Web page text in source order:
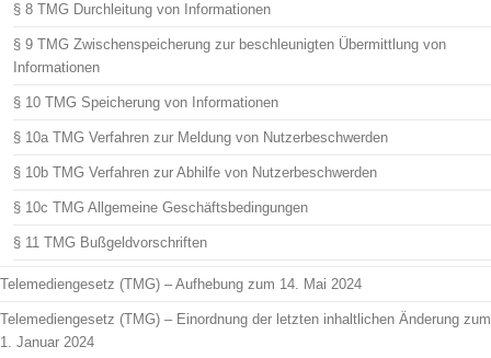
§ 8 TMG Durchleitung von Informationen
§ 9 TMG Zwischenspeicherung zur beschleunigten Übermittlung von
Informationen
§ 10 TMG Speicherung von Informationen
§ 10a TMG Verfahren zur Meldung von Nutzerbeschwerden
§ 10b TMG Verfahren zur Abhilfe von Nutzerbeschwerden
§ 10c TMG Allgemeine Geschäftsbedingungen
§ 11 TMG Bußgeldvorschriften
Telemediengesetz (TMG) – Aufhebung zum 14. Mai 2024
Telemediengesetz (TMG) – Einordnung der letzten inhaltlichen Änderung zum
1. Januar 2024